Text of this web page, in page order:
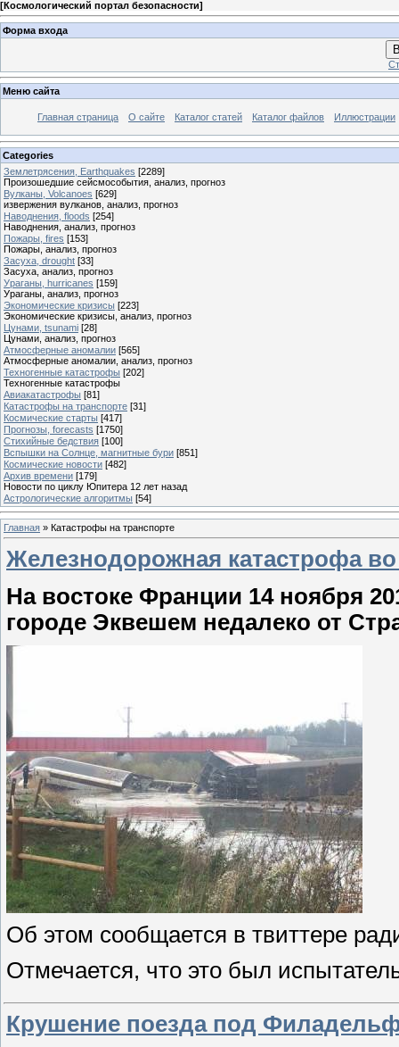
[Космологический портал безопасности]
Форма входа
Меню сайта
Главная страница О сайте Каталог статей Каталог файлов Иллюстрации
Categories
Землетрясения, Earthquakes [2289]
Произошедшие сейсмособытия, анализ, прогноз
Вулканы, Volcanoes [629]
извержения вулканов, анализ, прогноз
Наводнения, floods [254]
Наводнения, анализ, прогноз
Пожары, fires [153]
Пожары, анализ, прогноз
Засуха, drought [33]
Засуха, анализ, прогноз
Ураганы, hurricanes [159]
Ураганы, анализ, прогноз
Экономические кризисы [223]
Экономические кризисы, анализ, прогноз
Цунами, tsunami [28]
Цунами, анализ, прогноз
Атмосферные аномалии [565]
Атмосферные аномалии, анализ, прогноз
Техногенные катастрофы [202]
Техногенные катастрофы
Авиакатастрофы [81]
Катастрофы на транспорте [31]
Космические старты [417]
Прогнозы, forecasts [1750]
Стихийные бедствия [100]
Вспышки на Солнце, магнитные бури [851]
Космические новости [482]
Архив времени [179]
Новости по циклу Юпитера 12 лет назад
Астрологические алгоритмы [54]
Главная » Катастрофы на транспорте
Железнодорожная катастрофа
На востоке Франции 14 ноября
городе Эквешем недалеко от
Об этом сообщается в твиттере
Отмечается, что это был
Крушение поезда под